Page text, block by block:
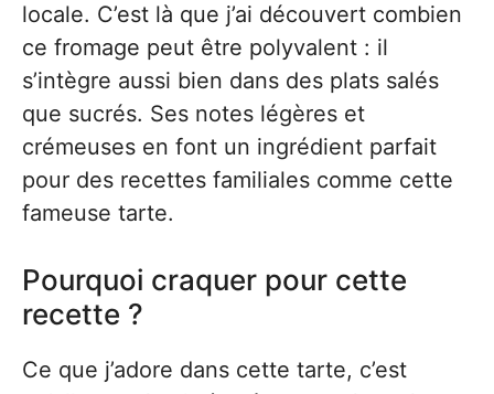
locale. C’est là que j’ai découvert combien
ce fromage peut être polyvalent : il
s’intègre aussi bien dans des plats salés
que sucrés. Ses notes légères et
crémeuses en font un ingrédient parfait
pour des recettes familiales comme cette
fameuse tarte.
Pourquoi craquer pour cette
recette ?
Ce que j’adore dans cette tarte, c’est